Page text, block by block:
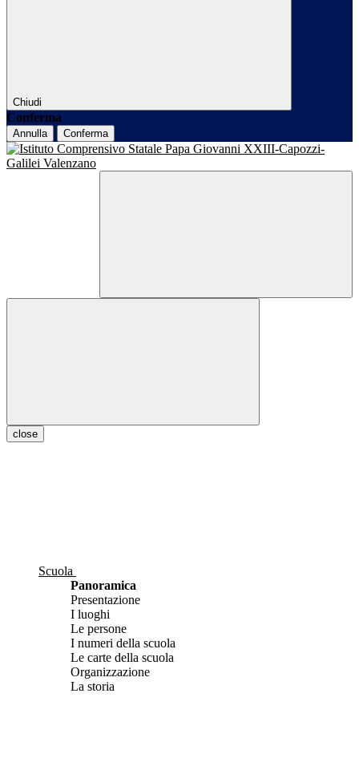
Chiudi
Conferma
Annulla Conferma
close
Scuola
Panoramica
Presentazione
I luoghi
Le persone
I numeri della scuola
Le carte della scuola
Organizzazione
La storia